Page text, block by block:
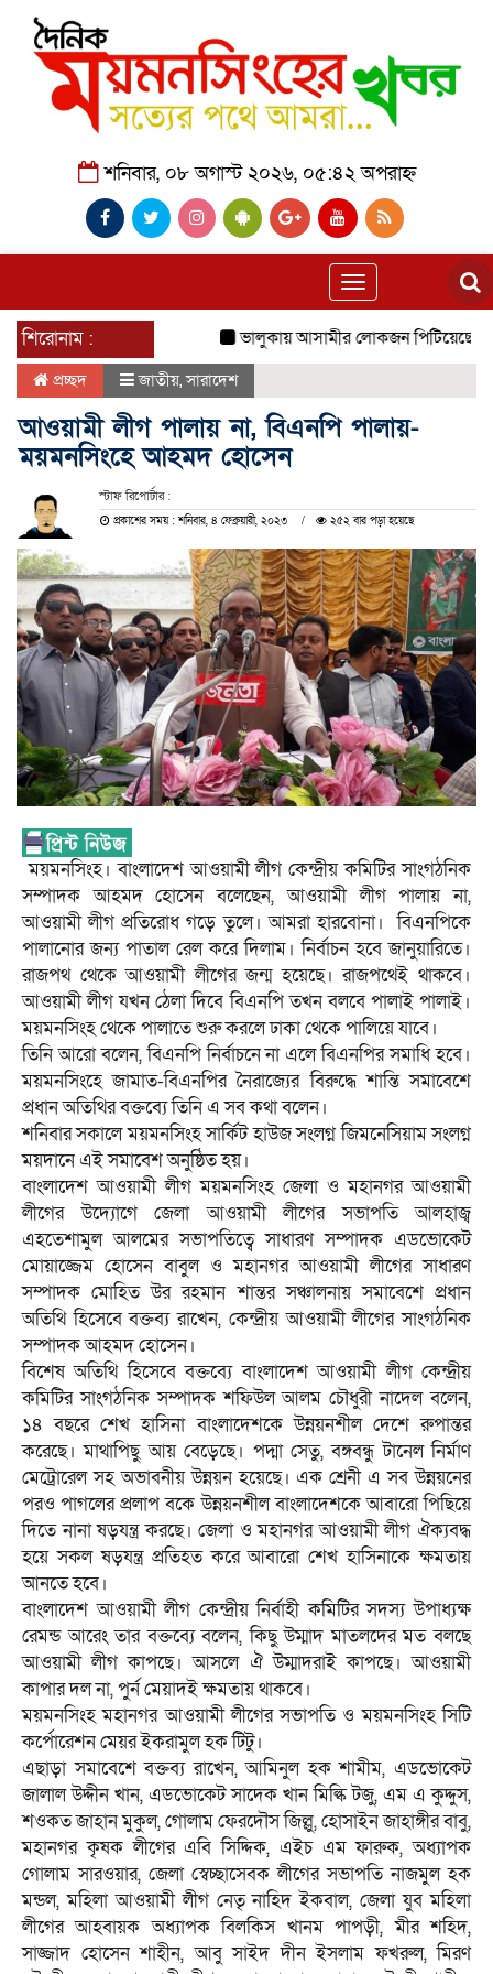
শনিবার, ০৮ অগাস্ট ২০২৬, ০৫:৪২ অপরাহ্ন
Toggle
navigation
শিরোনাম : ভালুকায় আসামীর লোকজন পিটিয়েছে
প্রচ্ছদ জাতীয়,সারাদেশ
আওয়ামী লীগ পালায় না, বিএনপি পালায়-
ময়মনসিংহে আহমদ হোসেন
স্টাফ রিপোর্টার :
প্রকাশের সময় : শনিবার, ৪ ফেব্রুয়ারী, ২০২৩ ২৫২ বার পড়া হয়েছে
ময়মনসিংহ। বাংলাদেশ আওয়ামী লীগ কেন্দ্রীয় কমিটির সাংগঠনিক
সম্পাদক আহমদ হোসেন বলেছেন, আওয়ামী লীগ পালায় না,
আওয়ামী লীগ প্রতিরোধ গড়ে তুলে। আমরা হারবোনা। বিএনপিকে
পালানোর জন্য পাতাল রেল করে দিলাম। নির্বাচন হবে জানুয়ারিতে।
রাজপথ থেকে আওয়ামী লীগের জন্ম হয়েছে। রাজপথেই থাকবে।
আওয়ামী লীগ যখন ঠেলা দিবে বিএনপি তখন বলবে পালাই পালাই।
ময়মনসিংহ থেকে পালাতে শুরু করলে ঢাকা থেকে পালিয়ে যাবে।
তিনি আরো বলেন, বিএনপি নির্বাচনে না এলে বিএনপির সমাধি হবে।
ময়মনসিংহে জামাত-বিএনপির নৈরাজ্যের বিরুদ্ধে শান্তি সমাবেশে
প্রধান অতিথির বক্তব্যে তিনি এ সব কথা বলেন।
শনিবার সকালে ময়মনসিংহ সার্কিট হাউজ সংলগ্ন জিমনেসিয়াম সংলগ্ন
ময়দানে এই সমাবেশ অনুষ্ঠিত হয়।
বাংলাদেশ আওয়ামী লীগ ময়মনসিংহ জেলা ও মহানগর আওয়ামী
লীগের উদ্যোগে জেলা আওয়ামী লীগের সভাপতি আলহাজ্ব
এহতেশামুল আলমের সভাপতিত্বে সাধারণ সম্পাদক এডভোকেট
মোয়াজ্জেম হোসেন বাবুল ও মহানগর আওয়ামী লীগের সাধারণ
সম্পাদক মোহিত উর রহমান শান্তর সঞ্চালনায় সমাবেশে প্রধান
অতিথি হিসেবে বক্তব্য রাখেন, কেন্দ্রীয় আওয়ামী লীগের সাংগঠনিক
সম্পাদক আহমদ হোসেন।
বিশেষ অতিথি হিসেবে বক্তব্যে বাংলাদেশ আওয়ামী লীগ কেন্দ্রীয়
কমিটির সাংগঠনিক সম্পাদক শফিউল আলম চৌধুরী নাদেল বলেন,
১৪ বছরে শেখ হাসিনা বাংলাদেশকে উন্নয়নশীল দেশে রুপান্তর
করেছে। মাথাপিছু আয় বেড়েছে। পদ্মা সেতু, বঙ্গবন্ধু টানেল নির্মাণ
মেট্রোরেল সহ অভাবনীয় উন্নয়ন হয়েছে। এক শ্রেনী এ সব উন্নয়নের
পরও পাগলের প্রলাপ বকে উন্নয়নশীল বাংলাদেশকে আবারো পিছিয়ে
দিতে নানা ষড়যন্ত্র করছে। জেলা ও মহানগর আওয়ামী লীগ ঐক্যবদ্ধ
হয়ে সকল ষড়যন্ত্র প্রতিহত করে আবারো শেখ হাসিনাকে ক্ষমতায়
আনতে হবে।
বাংলাদেশ আওয়ামী লীগ কেন্দ্রীয় নির্বাহী কমিটির সদস্য উপাধ্যক্ষ
রেমন্ড আরেং তার বক্তব্যে বলেন, কিছু উম্মাদ মাতলদের মত বলছে
আওয়ামী লীগ কাপছে। আসলে ঐ উম্মাদরাই কাপছে। আওয়ামী
কাপার দল না, পুর্ন মেয়াদই ক্ষমতায় থাকবে।
ময়মনসিংহ মহানগর আওয়ামী লীগের সভাপতি ও ময়মনসিংহ সিটি
কর্পোরেশন মেয়র ইকরামুল হক টিটু।
এছাড়া সমাবেশে বক্তব্য রাখেন, আমিনুল হক শামীম, এডভোকেট
জালাল উদ্দীন খান, এডভোকেট সাদেক খান মিল্কি টজু, এম এ কুদ্দুস,
শওকত জাহান মুকুল, গোলাম ফেরদৌস জিল্লু, হোসাইন জাহাঙ্গীর বাবু,
মহানগর কৃষক লীগের এবি সিদ্দিক, এইচ এম ফারুক, অধ্যাপক
গোলাম সারওয়ার, জেলা স্বেচ্ছাসেবক লীগের সভাপতি নাজমুল হক
মন্ডল, মহিলা আওয়ামী লীগ নেতৃ নাহিদ ইকবাল, জেলা যুব মহিলা
লীগের আহবায়ক অধ্যাপক বিলকিস খানম পাপড়ী, মীর শহিদ,
সাজ্জাদ হোসেন শাহীন, আবু সাইদ দীন ইসলাম ফখরুল, মিরণ